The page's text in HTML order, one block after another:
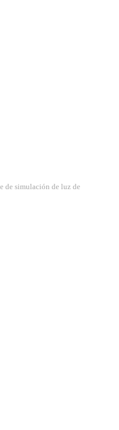
de simulación de luz de